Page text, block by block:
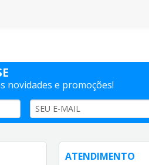
novidades e promoções!
ATENDIMENTO